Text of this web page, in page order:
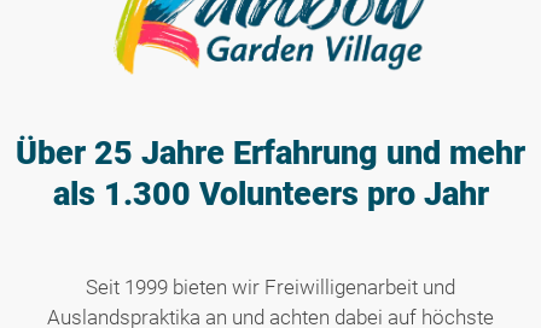
Über 25 Jahre Erfahrung und mehr
als 1.300 Volunteers pro Jahr
Seit 1999 bieten wir Freiwilligenarbeit und
Auslandspraktika an und achten dabei auf höchste